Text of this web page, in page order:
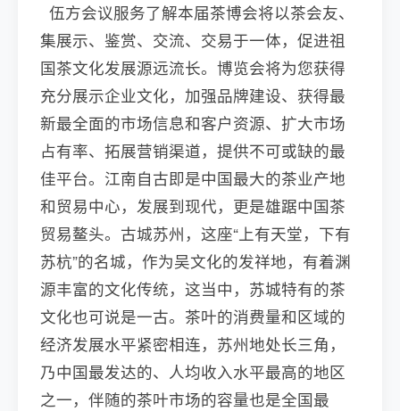
伍方会议服务了解本届茶博会将以茶会友、
集展示、鉴赏、交流、交易于一体，促进祖
国茶文化发展源远流长。博览会将为您获得
充分展示企业文化，加强品牌建设、获得最
新最全面的市场信息和客户资源、扩大市场
占有率、拓展营销渠道，提供不可或缺的最
佳平台。江南自古即是中国最大的茶业产地
和贸易中心，发展到现代，更是雄踞中国茶
贸易鳌头。古城苏州，这座“上有天堂，下有
苏杭”的名城，作为吴文化的发祥地，有着渊
源丰富的文化传统，这当中，苏城特有的茶
文化也可说是一古。茶叶的消费量和区域的
经济发展水平紧密相连，苏州地处长三角，
乃中国最发达的、人均收入水平最高的地区
之一，伴随的茶叶市场的容量也是全国最